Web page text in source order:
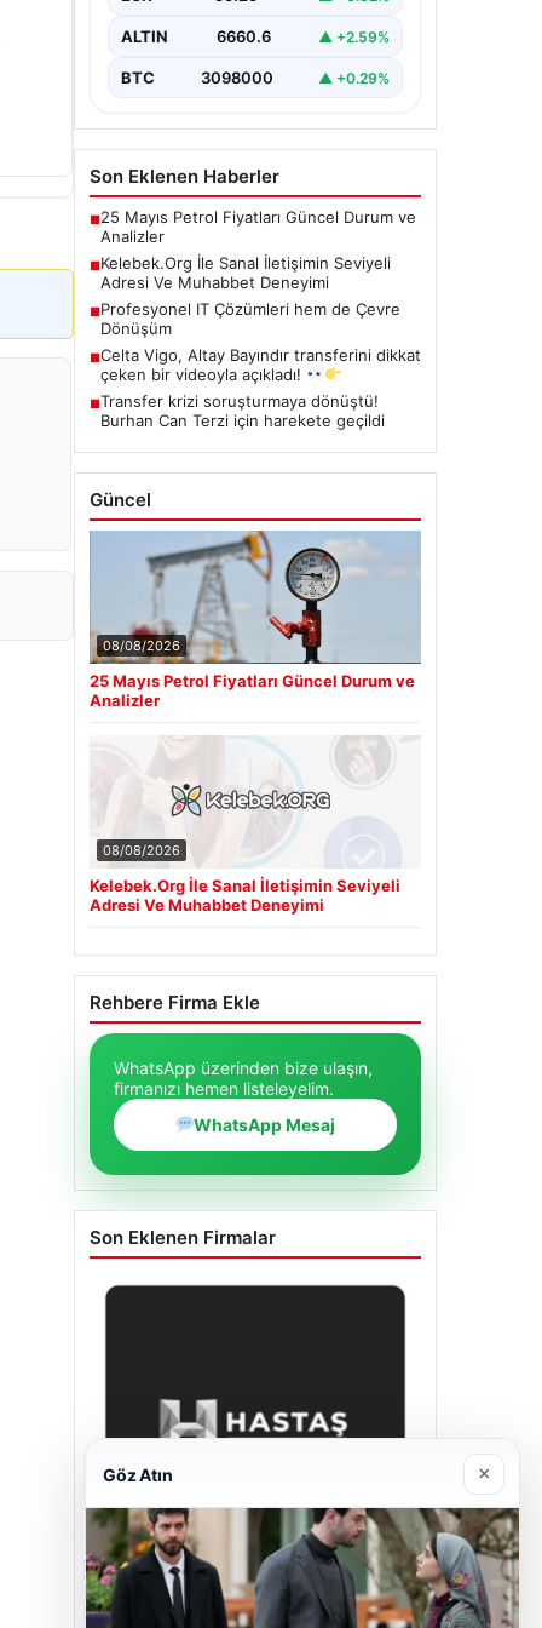
ALTIN 6660.6 ▲ +2.59%
BTC 3098000 ▲ +0.29%
Son Eklenen Haberler
■25 Mayıs Petrol Fiyatları Güncel Durum ve
Analizler
■Kelebek.Org İle Sanal İletişimin Seviyeli
Adresi Ve Muhabbet Deneyimi
■Profesyonel IT Çözümleri hem de Çevre
Dönüşüm
■Celta Vigo, Altay Bayındır transferini dikkat
çeken bir videoyla açıkladı!
■Transfer krizi soruşturmaya dönüştü!
Burhan Can Terzi için harekete geçildi
Güncel
08/08/2026
25 Mayıs Petrol Fiyatları Güncel Durum ve
Analizler
08/08/2026
Kelebek.Org İle Sanal İletişimin Seviyeli
Adresi Ve Muhabbet Deneyimi
Rehbere Firma Ekle
WhatsApp üzerinden bize ulaşın,
firmanızı hemen listeleyelim.
WhatsApp Mesaj
Son Eklenen Firmalar
Göz Atın ×